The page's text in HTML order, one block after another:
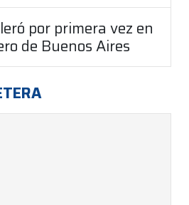
por primera vez en
de Buenos Aires